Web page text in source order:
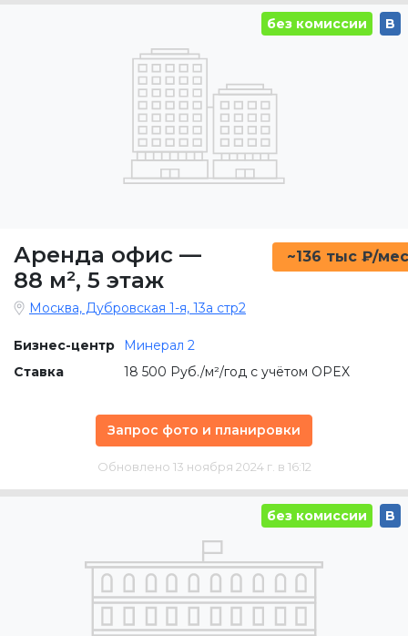
без комиссии B
Аренда офис —
88 м², 5 этаж
~136 тыс ₽/мес
Москва, Дубровская 1-я, 13а стр2
Бизнес-центр
Минерал 2
Ставка
18 500 Руб./м²/год с учётом OPEX
Запрос фото и планировки
Обновлено 13 ноября 2024 г. в 16:12
без комиссии B